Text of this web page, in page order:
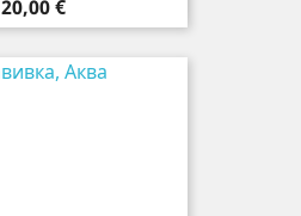
Цена
20,00 €